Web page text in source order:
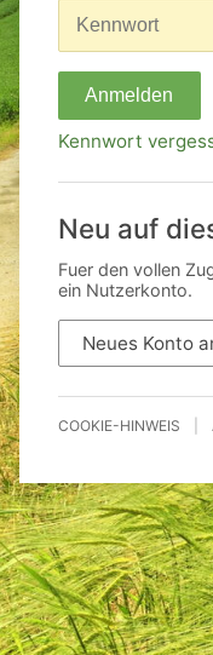
Anmelden
Kennwort
Neu auf
Fuer den vollen
ein Nutzerkonto.
Neues Konto
COOKIE-HINWEIS